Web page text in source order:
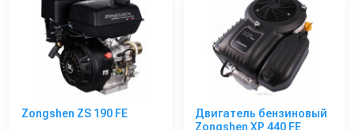
Zongshen ZS 190 FE
Двигатель бензиновый
Zongshen XP 440 FE